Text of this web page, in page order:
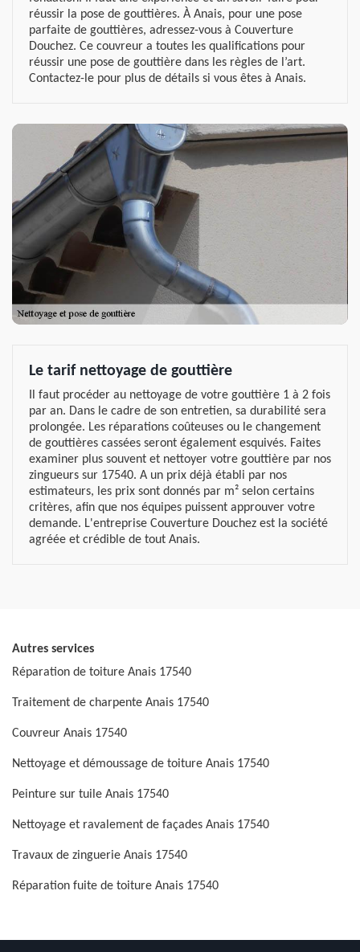
réussir la pose de gouttières. À Anais, pour une pose
parfaite de gouttières, adressez-vous à Couverture
Douchez. Ce couvreur a toutes les qualifications pour
réussir une pose de gouttière dans les règles de l’art.
Contactez-le pour plus de détails si vous êtes à Anais.
Le tarif nettoyage de gouttière
Il faut procéder au nettoyage de votre gouttière 1 à 2 fois
par an. Dans le cadre de son entretien, sa durabilité sera
prolongée. Les réparations coûteuses ou le changement
de gouttières cassées seront également esquivés. Faites
examiner plus souvent et nettoyer votre gouttière par nos
zingueurs sur 17540. A un prix déjà établi par nos
estimateurs, les prix sont donnés par m² selon certains
critères, afin que nos équipes puissent approuver votre
demande. L'entreprise Couverture Douchez est la société
agréée et crédible de tout Anais.
Autres services
Réparation de toiture Anais 17540
Traitement de charpente Anais 17540
Couvreur Anais 17540
Nettoyage et démoussage de toiture Anais 17540
Peinture sur tuile Anais 17540
Nettoyage et ravalement de façades Anais 17540
Travaux de zinguerie Anais 17540
Réparation fuite de toiture Anais 17540